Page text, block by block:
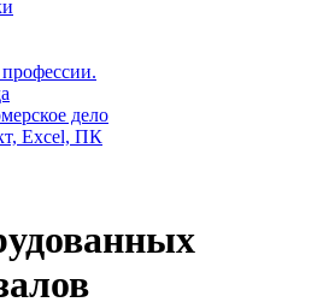
дело
Excel, ПК